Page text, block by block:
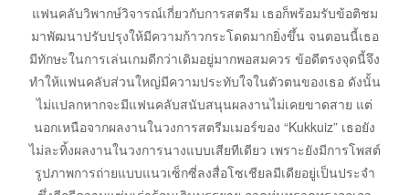
แฟนคลับวิพากษ์วิจารณ์เกี่ยวกับการสตรีม เธอก็พร้อมรับข้อติชม
มาพัฒนาปรับปรุงให้มีความก้าวกระโดดมากยิ่งขึ้น จนตอนนี้เธอ
มีทักษะในการเล่นเกมดีกว่าเดิมอยู่มากพอสมควร ข้อดีตรงจุดนี้จึง
ทำให้แฟนคลับส่วนใหญ่มีความประทับใจในตัวตนของเธอ ดังนั้น
ไม่แปลกหากจะมีแฟนคลับสนับสนุนผลงานไม่เคยขาดสาย แต่
นอกเหนือจากผลงานในวงการสตรีมเมอร์ของ “Kukkuiz” เธอยัง
ไม่ละทิ้งผลงานในวงการนางแบบเสียทีเดียว เพราะยังมีการโพสต์
รูปภาพการถ่ายแบบแนวเซ็กซี่ลงสื่อโซเชียลมีเดียอยู่เป็นประจำ